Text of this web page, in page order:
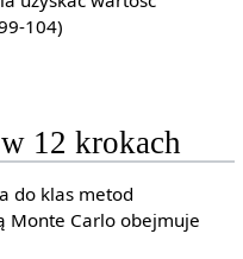
104)
12 krokach
do klas metod
Monte Carlo obejmuje